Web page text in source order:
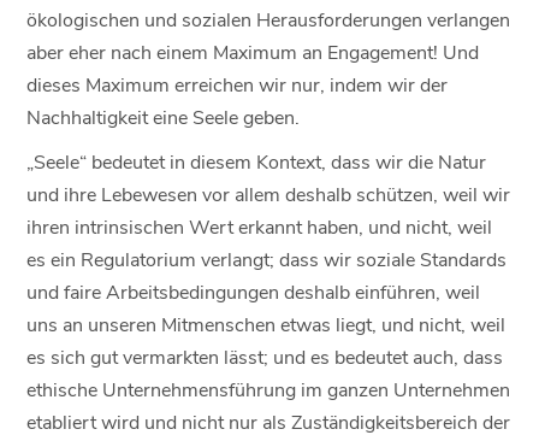
ökologischen und sozialen Herausforderungen verlangen
aber eher nach einem Maximum an Engagement! Und
dieses Maximum erreichen wir nur, indem wir der
Nachhaltigkeit eine Seele geben.
„Seele“ bedeutet in diesem Kontext, dass wir die Natur
und ihre Lebewesen vor allem deshalb schützen, weil wir
ihren intrinsischen Wert erkannt haben, und nicht, weil
es ein Regulatorium verlangt; dass wir soziale Standards
und faire Arbeitsbedingungen deshalb einführen, weil
uns an unseren Mitmenschen etwas liegt, und nicht, weil
es sich gut vermarkten lässt; und es bedeutet auch, dass
ethische Unternehmensführung im ganzen Unternehmen
etabliert wird und nicht nur als Zuständigkeitsbereich der